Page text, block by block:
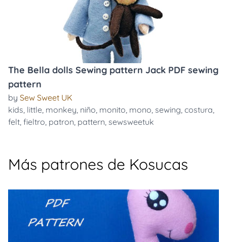
The Bella dolls Sewing pattern Jack PDF sewing
pattern
by Sew Sweet UK
kids, little, monkey, niño, monito, mono, sewing, costura,
felt, fieltro, patron, pattern, sewsweetuk
Más patrones de Kosucas